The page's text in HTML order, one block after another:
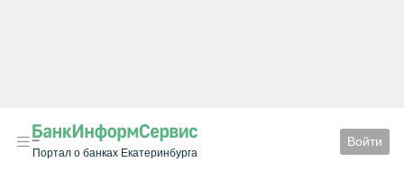
Портал о банках Екатеринбурга
Войти